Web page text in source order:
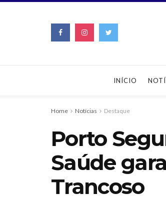
INÍCIO
Home Notícias Destaque
Porto
Saúde
Trancoso